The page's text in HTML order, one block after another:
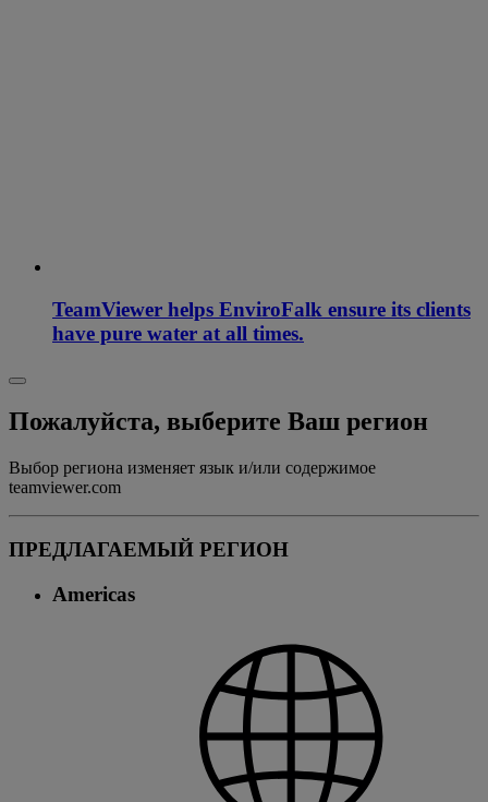
TeamViewer helps EnviroFalk ensure its clients
have pure water at all times.
Пожалуйста, выберите Ваш регион
Выбор региона изменяет язык и/или содержимое
teamviewer.com
ПРЕДЛАГАЕМЫЙ РЕГИОН
Americas